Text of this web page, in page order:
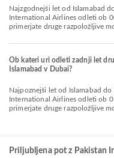
Najzgodnejši let od Islamabad do Dubai z letalsko družbo Pakistan
International Airlines odleti ob
primerjate druge razpoložljive
Ob kateri uri odleti zadnji let
Islamabad v Dubai?
Najpoznejši let od Islamabad do Dubai z letalsko družbo Pakistan
International Airlines odleti ob
primerjate druge razpoložljive
Priljubljena pot z Pakistan